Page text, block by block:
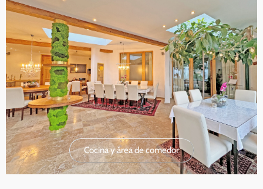
Cocina y área de comedor